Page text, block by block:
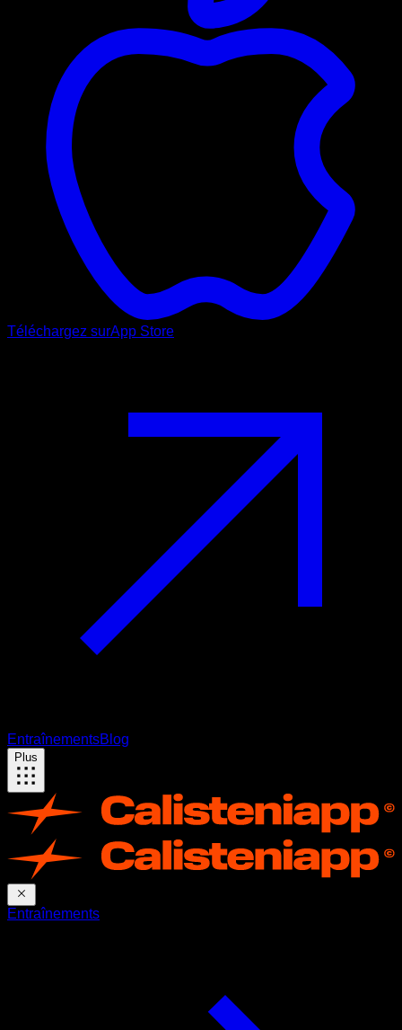
Téléchargez surApp Store
EntraînementsBlog
Plus
Entraînements